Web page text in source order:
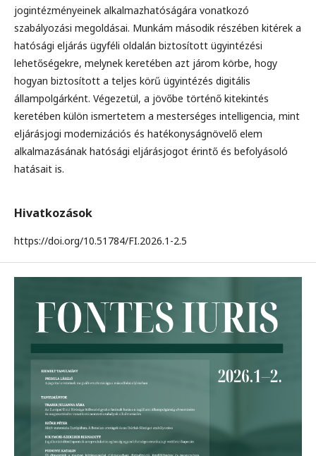
jogintézményeinek alkalmazhatóságára vonatkozó
szabályozási megoldásai. Munkám második részében kitérek a
hatósági eljárás ügyféli oldalán biztosított ügyintézési
lehetőségekre, melynek keretében azt járom körbe, hogy
hogyan biztosított a teljes körű ügyintézés digitális
állampolgárként. Végezetül, a jövőbe történő kitekintés
keretében külön ismertetem a mesterséges intelligencia, mint
eljárásjogi modernizációs és hatékonyságnövelő elem
alkalmazásának hatósági eljárásjogot érintő és befolyásoló
hatásait is.
Hivatkozások
https://doi.org/10.51784/FI.2026.1-2.5